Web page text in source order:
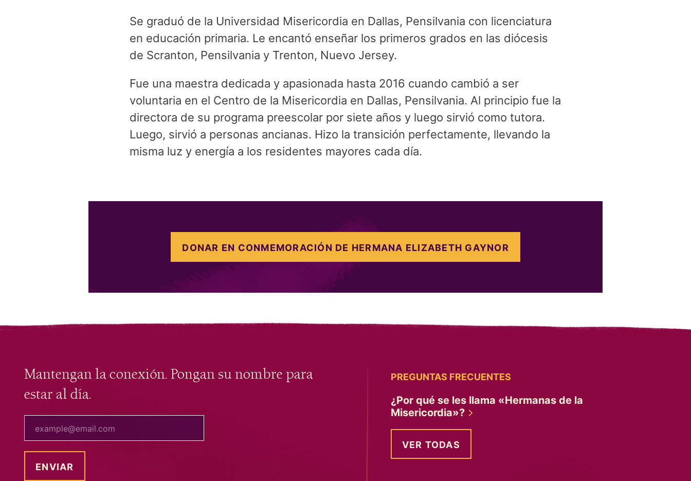
Se graduó de la Universidad Misericordia en Dallas, Pensilvania con licenciatura
en educación primaria. Le encantó enseñar los primeros grados en las diócesis
de Scranton, Pensilvania y Trenton, Nuevo Jersey.
Fue una maestra dedicada y apasionada hasta 2016 cuando cambió a ser
voluntaria en el Centro de la Misericordia en Dallas, Pensilvania. Al principio fue la
directora de su programa preescolar por siete años y luego sirvió como tutora.
Luego, sirvió a personas ancianas. Hizo la transición perfectamente, llevando la
misma luz y energía a los residentes mayores cada día.
DONAR EN CONMEMORACIÓN DE HERMANA ELIZABETH GAYNOR
Mantengan la conexión. Pongan su nombre para
estar al día.
PREGUNTAS FRECUENTES
¿Por qué se les llama «Hermanas de la
Misericordia»?
VER TODAS